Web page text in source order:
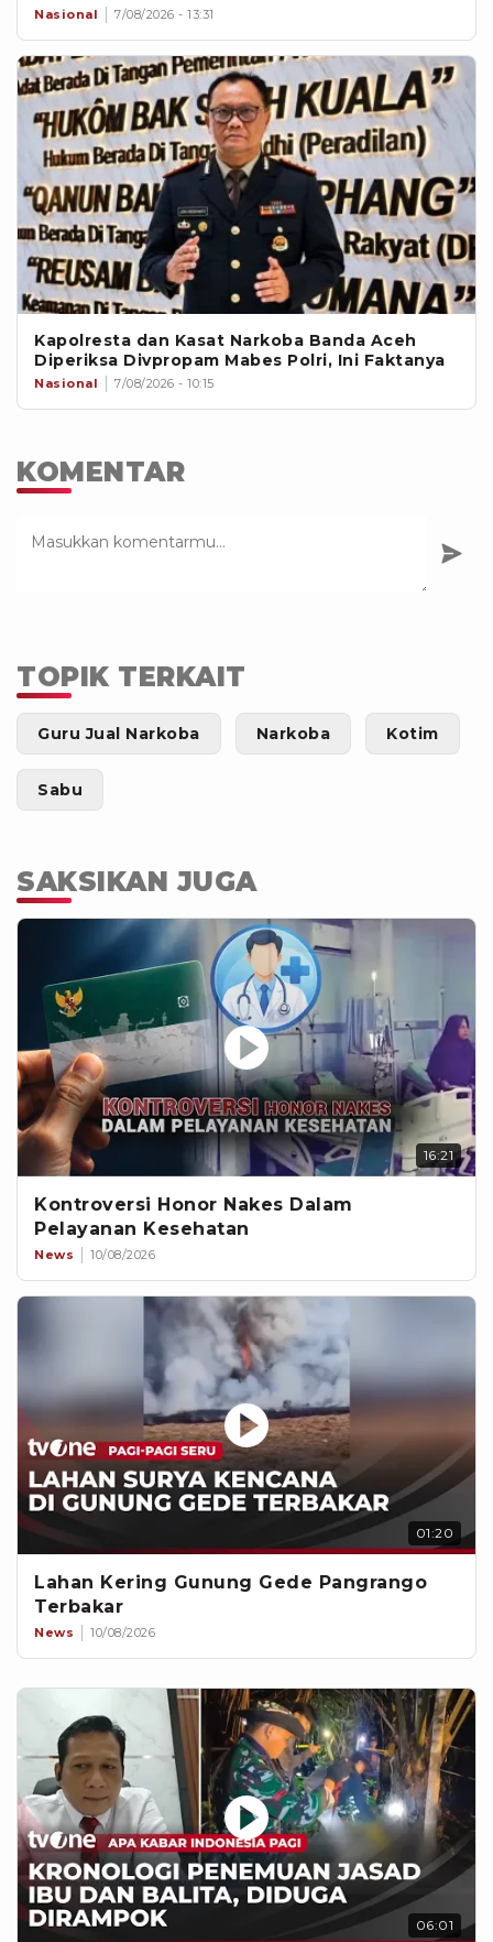
Nasional 7/08/2026 - 13:31
Kapolresta dan Kasat Narkoba Banda Aceh
Diperiksa Divpropam Mabes Polri, Ini Faktanya
Nasional 7/08/2026 - 10:15
KOMENTAR
TOPIK TERKAIT
Guru Jual Narkoba Narkoba Kotim
Sabu
SAKSIKAN JUGA
16:21
Kontroversi Honor Nakes Dalam
Pelayanan Kesehatan
News 10/08/2026
01:20
Lahan Kering Gunung Gede Pangrango
Terbakar
News 10/08/2026
06:01